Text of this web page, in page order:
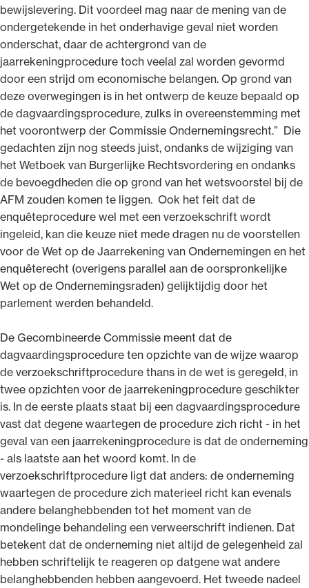
bewijslevering. Dit voordeel mag naar de mening van de
ondergetekende in het onderhavige geval niet worden
onderschat, daar de achtergrond van de
jaarrekeningprocedure toch veelal zal worden gevormd
door een strijd om economische belangen. Op grond van
deze overwegingen is in het ontwerp de keuze bepaald op
de dagvaardingsprocedure, zulks in overeenstemming met
het voorontwerp der Commissie Ondernemingsrecht.” Die
gedachten zijn nog steeds juist, ondanks de wijziging van
het Wetboek van Burgerlijke Rechtsvordering en ondanks
de bevoegdheden die op grond van het wetsvoorstel bij de
AFM zouden komen te liggen. Ook het feit dat de
enquêteprocedure wel met een verzoekschrift wordt
ingeleid, kan die keuze niet mede dragen nu de voorstellen
voor de Wet op de Jaarrekening van Ondernemingen en het
enquêterecht (overigens parallel aan de oorspronkelijke
Wet op de Ondernemingsraden) gelijktijdig door het
parlement werden behandeld.
De Gecombineerde Commissie meent dat de
dagvaardingsprocedure ten opzichte van de wijze waarop
de verzoekschriftprocedure thans in de wet is geregeld, in
twee opzichten voor de jaarrekeningprocedure geschikter
is. In de eerste plaats staat bij een dagvaardingsprocedure
vast dat degene waartegen de procedure zich richt - in het
geval van een jaarrekeningprocedure is dat de onderneming
- als laatste aan het woord komt. In de
verzoekschriftprocedure ligt dat anders: de onderneming
waartegen de procedure zich materieel richt kan evenals
andere belanghebbenden tot het moment van de
mondelinge behandeling een verweerschrift indienen. Dat
betekent dat de onderneming niet altijd de gelegenheid zal
hebben schriftelijk te reageren op datgene wat andere
belanghebbenden hebben aangevoerd. Het tweede nadeel